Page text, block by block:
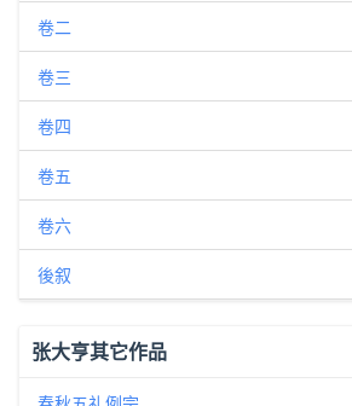
卷二
卷三
卷四
卷五
卷六
後叙
张大亨其它作品